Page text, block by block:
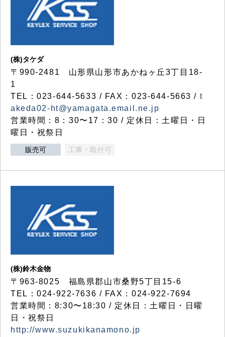
(株)タケダ
〒990-2481 山形県山形市あかねヶ丘3丁目18-
1
TEL：023-644-5633 / FAX：023-644-5663 / t
akeda02-ht@yamagata.email.ne.jp
営業時間：8：30〜17：30 / 定休日：土曜日・日
曜日・祝祭日
販売可 工事・取付可
(株)鈴木金物
〒963-8025 福島県郡山市桑野5丁目15-6
TEL：024-922-7636 / FAX：024-922-7694
営業時間：8:30〜18:30 / 定休日：土曜日・日曜
日・祝祭日
http://www.suzukikanamono.jp